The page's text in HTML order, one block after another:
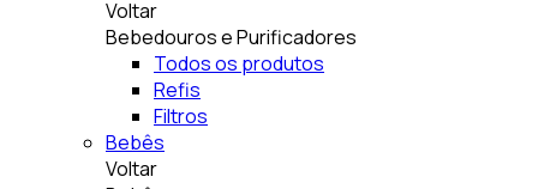
Voltar
Bebedouros e Purificadores
Todos os produtos
Refis
Filtros
Bebês
Voltar